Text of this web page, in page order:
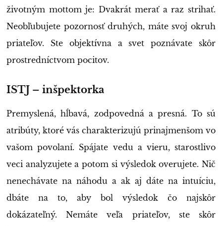
životným mottom je: Dvakrát merať a raz strihať.
Neobľubujete pozornosť druhých, máte svoj okruh
priateľov. Ste objektívna a svet poznávate skôr
prostredníctvom pocitov.
ISTJ – inšpektorka
Premyslená, hĺbavá, zodpovedná a presná. To sú
atribúty, ktoré vás charakterizujú prinajmenšom vo
vašom povolaní. Spájate vedu a vieru, starostlivo
veci analyzujete a potom si výsledok overujete. Nič
nenechávate na náhodu a ak aj dáte na intuíciu,
dbáte na to, aby bol výsledok čo najskôr
dokázateľný. Nemáte veľa priateľov, ste skôr